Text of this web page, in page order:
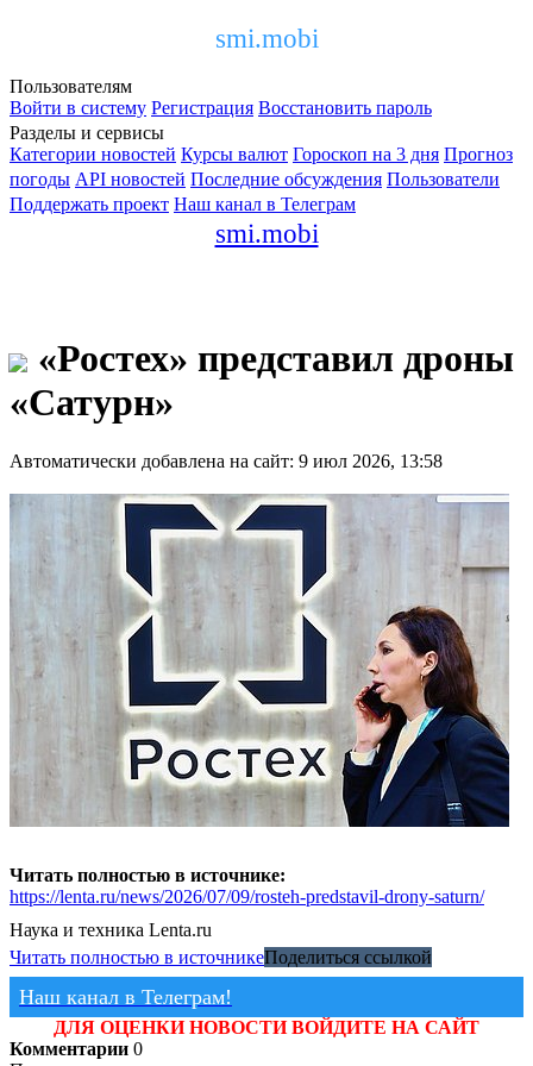
smi.mobi
Пользователям
Войти в систему Регистрация Восстановить пароль
Разделы и сервисы
Категории новостей Курсы валют Гороскоп на 3 дня Прогноз
погоды API новостей Последние обсуждения Пользователи
Поддержать проект Наш канал в Телеграм
smi.mobi
«Ростех» представил дроны
«Сатурн»
Автоматически добавлена на сайт: 9 июл 2026, 13:58
Читать полностью в источнике:
https://lenta.ru/news/2026/07/09/rosteh-predstavil-drony-saturn/
Наука и техника Lenta.ru
Читать полностью в источникеПоделиться ссылкой
Наш канал в Телеграм!
ДЛЯ ОЦЕНКИ НОВОСТИ ВОЙДИТЕ НА САЙТ
Комментарии 0